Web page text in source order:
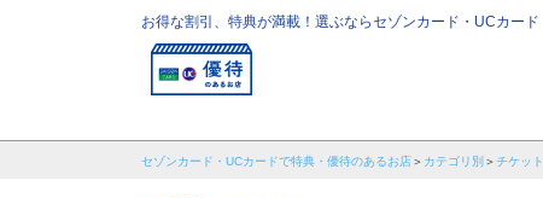
お得な割引、特典が満載！選ぶならセゾンカード・UCカード
セゾンカード・UCカードで特典・優待のあるお店 カテゴリ別 チケット